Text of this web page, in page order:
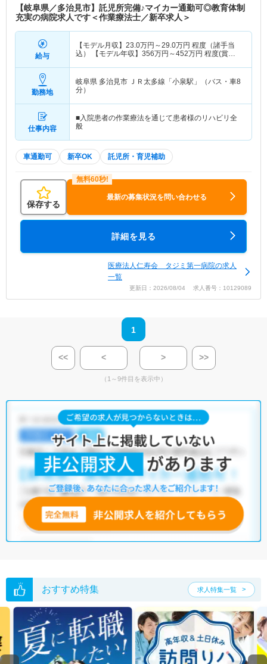
【岐阜県／多治見市】託児所完備♪マイカー通勤可◎教育体制
充実の病院求人です＜作業療法士／新卒求人＞
給与
【モデル月収】 23.0万円～29.0万円 程度（諸手当
込） 【モデル年収】 356万円～452万円 程度(賞与
勤務地
岐阜県 多治見市 ＪＲ太多線「小泉駅」（バス・車8
分）
仕事内容
■入院患者の作業療法を通じて患者様のリハビリ全
般
車通勤可 新卒OK 託児所・育児補助
保存する
最新の募集状況を問い合わせる
詳細を見る
医療法人仁寿会 タジミ第一病院の求人
一覧
更新日：2026/08/04 求人番号：10129089
1
<< < > >>
（1～9件目を表示中）
おすすめ特集 求人特集一覧